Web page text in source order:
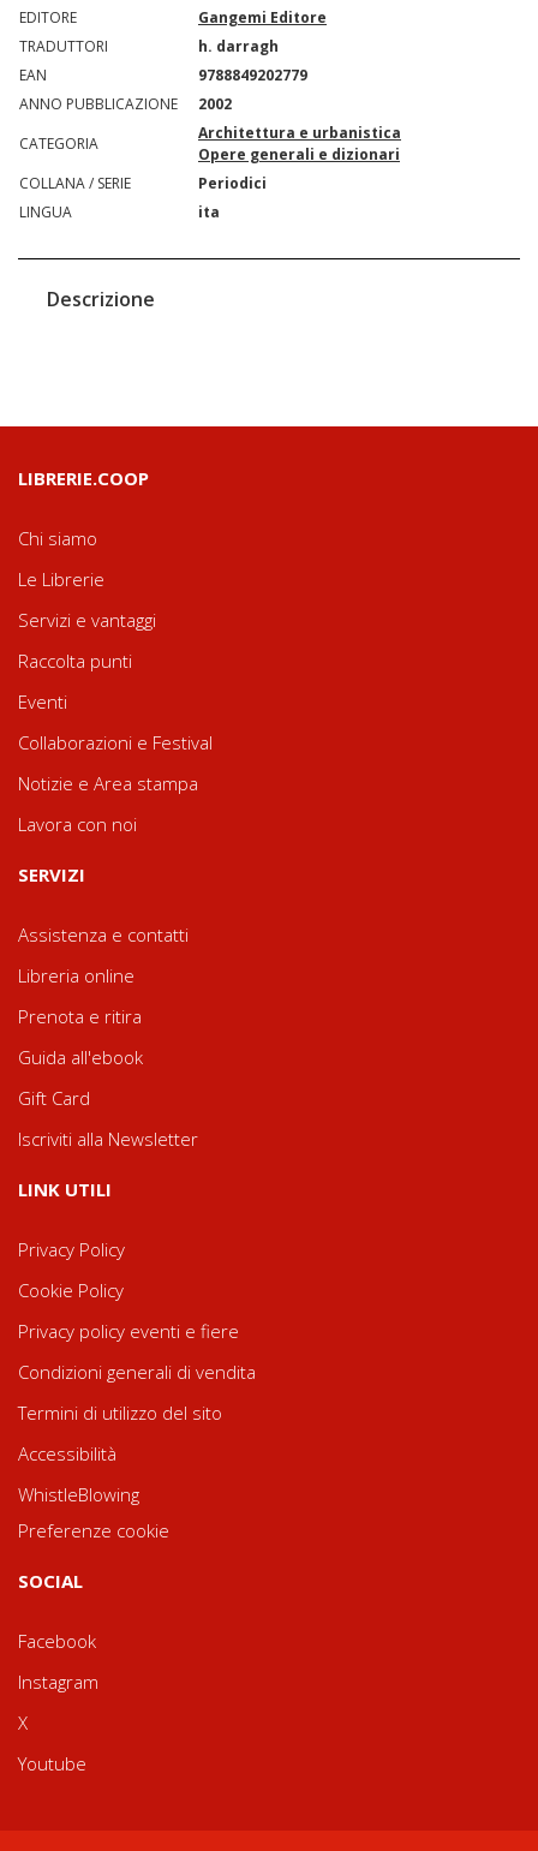
EDITORE
Gangemi Editore
TRADUTTORI
h. darragh
EAN
9788849202779
ANNO PUBBLICAZIONE
2002
CATEGORIA
Architettura e urbanistica
Opere generali e dizionari
COLLANA / SERIE
Periodici
LINGUA
ita
Descrizione
LIBRERIE.COOP
Chi siamo
Le Librerie
Servizi e vantaggi
Raccolta punti
Eventi
Collaborazioni e Festival
Notizie e Area stampa
Lavora con noi
SERVIZI
Assistenza e contatti
Libreria online
Prenota e ritira
Guida all'ebook
Gift Card
Iscriviti alla Newsletter
LINK UTILI
Privacy Policy
Cookie Policy
Privacy policy eventi e fiere
Condizioni generali di vendita
Termini di utilizzo del sito
Accessibilità
WhistleBlowing
Preferenze cookie
SOCIAL
Facebook
Instagram
X
Youtube